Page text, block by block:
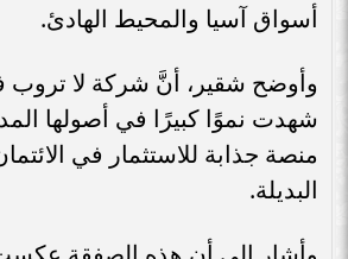
أسواق آسيا والمحيط الهادئ.
وأوضح شقير، أنَّ شركة لا تروب
شهدت نموًا كبيرًا في أصولها
منصة جذابة للاستثمار في
البديلة.